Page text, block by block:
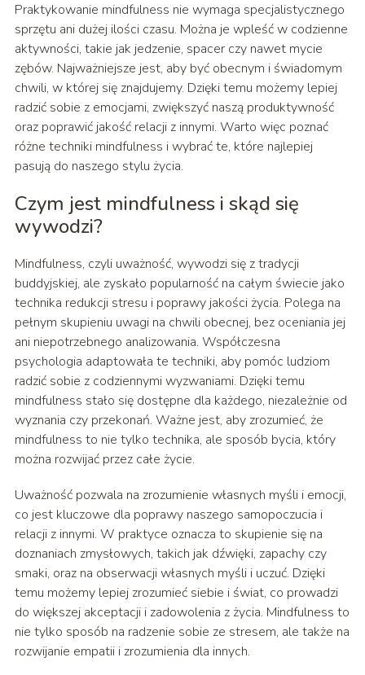
Praktykowanie mindfulness nie wymaga specjalistycznego
sprzętu ani dużej ilości czasu. Można je wpleść w codzienne
aktywności, takie jak jedzenie, spacer czy nawet mycie
zębów. Najważniejsze jest, aby być obecnym i świadomym
chwili, w której się znajdujemy. Dzięki temu możemy lepiej
radzić sobie z emocjami, zwiększyć naszą produktywność
oraz poprawić jakość relacji z innymi. Warto więc poznać
różne techniki mindfulness i wybrać te, które najlepiej
pasują do naszego stylu życia.
Czym jest mindfulness i skąd się
wywodzi?
Mindfulness, czyli uważność, wywodzi się z tradycji
buddyjskiej, ale zyskało popularność na całym świecie jako
technika redukcji stresu i poprawy jakości życia. Polega na
pełnym skupieniu uwagi na chwili obecnej, bez oceniania jej
ani niepotrzebnego analizowania. Współczesna
psychologia adaptowała te techniki, aby pomóc ludziom
radzić sobie z codziennymi wyzwaniami. Dzięki temu
mindfulness stało się dostępne dla każdego, niezależnie od
wyznania czy przekonań. Ważne jest, aby zrozumieć, że
mindfulness to nie tylko technika, ale sposób bycia, który
można rozwijać przez całe życie.
Uważność pozwala na zrozumienie własnych myśli i emocji,
co jest kluczowe dla poprawy naszego samopoczucia i
relacji z innymi. W praktyce oznacza to skupienie się na
doznaniach zmysłowych, takich jak dźwięki, zapachy czy
smaki, oraz na obserwacji własnych myśli i uczuć. Dzięki
temu możemy lepiej zrozumieć siebie i świat, co prowadzi
do większej akceptacji i zadowolenia z życia. Mindfulness to
nie tylko sposób na radzenie sobie ze stresem, ale także na
rozwijanie empatii i zrozumienia dla innych.